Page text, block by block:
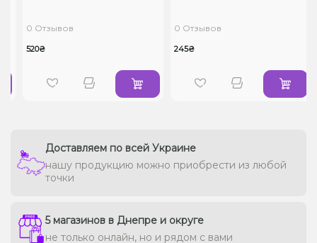
0 Отзывов
520₴
0 Отзывов
245₴
Доставляем по всей Украине
нашу продукцию можно приобрести из любой
точки
5 магазинов в Днепре и округе
не только онлайн, но и рядом с вами